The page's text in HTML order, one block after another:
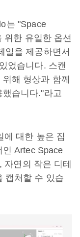
는 "Space
위한 유일한 옵션
일을 제공하면서
었습니다. 스캔
해 형상과 함께
습니다."라고
에 대한 높은 집
Artec Space
자연의 작은 디테
캡처할 수 있습